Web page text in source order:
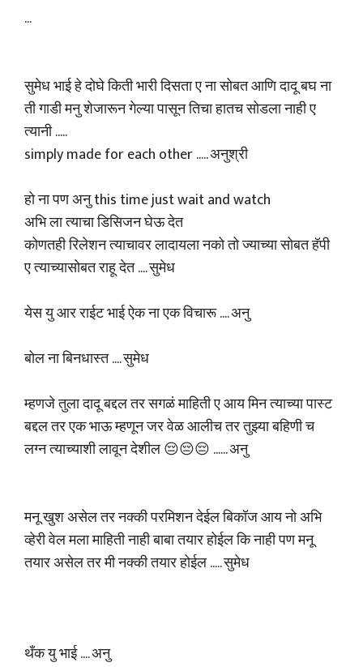
...
सुमेध भाई हे दोघे किती भारी दिसता ए ना सोबत आणि दादू बघ ना
ती गाडी मनु शेजारून गेल्या पासून तिचा हातच सोडला नाही ए
त्यानी .....
simply made for each other ..... अनुश्री
हो ना पण अनु this time just wait and watch
अभि ला त्याचा डिसिजन घेऊ देत
कोणतही रिलेशन त्याचावर लादायला नको तो ज्याच्या सोबत हॅपी
ए त्याच्यासोबत राहू देत .... सुमेध
येस यु आर राईट भाई ऐक ना एक विचारू .... अनु
बोल ना बिनधास्त .... सुमेध
म्हणजे तुला दादू बद्दल तर सगळं माहिती ए आय मिन त्याच्या पास्ट
बद्दल तर एक भाऊ म्हणून जर वेळ आलीच तर तुझ्या बहिणी च
लग्न त्याच्याशी लावून देशील 😔😔😔 ...... अनु
मनू खुश असेल तर नक्की परमिशन देईल बिकॉज आय नो अभि
व्हेरी वेल मला माहिती नाही बाबा तयार होईल कि नाही पण मनू
तयार असेल तर मी नक्की तयार होईल ..... सुमेध
थँक यु भाई .... अनु